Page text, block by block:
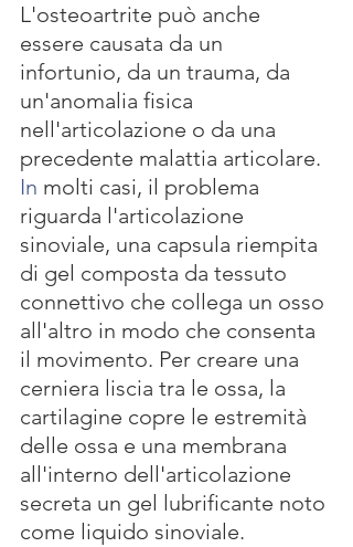
L'osteoartrite può anche
essere causata da un
infortunio, da un trauma, da
un'anomalia fisica
nell'articolazione o da una
precedente malattia articolare.
In molti casi, il problema
riguarda l'articolazione
sinoviale, una capsula riempita
di gel composta da tessuto
connettivo che collega un osso
all'altro in modo che consenta
il movimento. Per creare una
cerniera liscia tra le ossa, la
cartilagine copre le estremità
delle ossa e una membrana
all'interno dell'articolazione
secreta un gel lubrificante noto
come liquido sinoviale.